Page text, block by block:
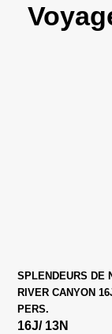
SPLENDEURS DE
RIVER CANYON
PERS.
16J/ 13N